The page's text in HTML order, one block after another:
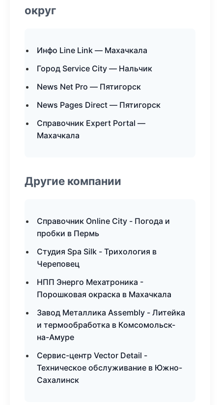
округ
Инфо Line Link — Махачкала
Город Service City — Нальчик
News Net Pro — Пятигорск
News Pages Direct — Пятигорск
Справочник Expert Portal —
Махачкала
Другие компании
Справочник Online City - Погода и
пробки в Пермь
Студия Spa Silk - Трихология в
Череповец
НПП Энерго Мехатроника -
Порошковая окраска в Махачкала
Завод Металлика Assembly - Литейка
и термообработка в Комсомольск-
на-Амуре
Сервис-центр Vector Detail -
Техническое обслуживание в Южно-
Сахалинск